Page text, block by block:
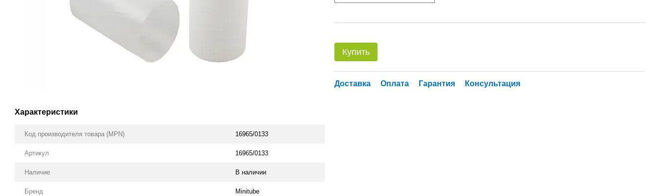
Характеристики
Код производителя товара (MPN) 16965/0133
Артикул 16965/0133
Наличие В наличии
Бренд Minitube
Купить
Доставка Оплата Гарантия Консультация